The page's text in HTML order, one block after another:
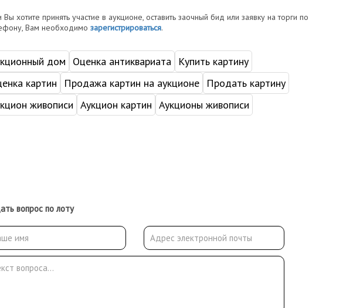
Вы хотите принять участие в аукционе, оставить заочный бид или заявку на торги по
Вам необходимо зарегистрироваться.
дом Оценка антиквариата
Купить картину
картин
Продажа картин на аукционе
Продать картину
живописи Аукцион картин Аукционы живописи
вопрос по лоту